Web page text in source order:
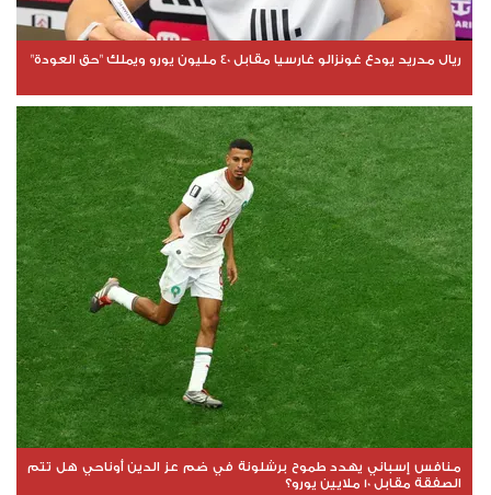
ريال مدريد يودع غونزالو غارسيا مقابل 40 مليون يورو ويملك "حق العودة"
منافس إسباني يهدد طموح برشلونة في ضم عز الدين أوناحي هل تتم
الصفقة مقابل 10 ملايين يورو؟